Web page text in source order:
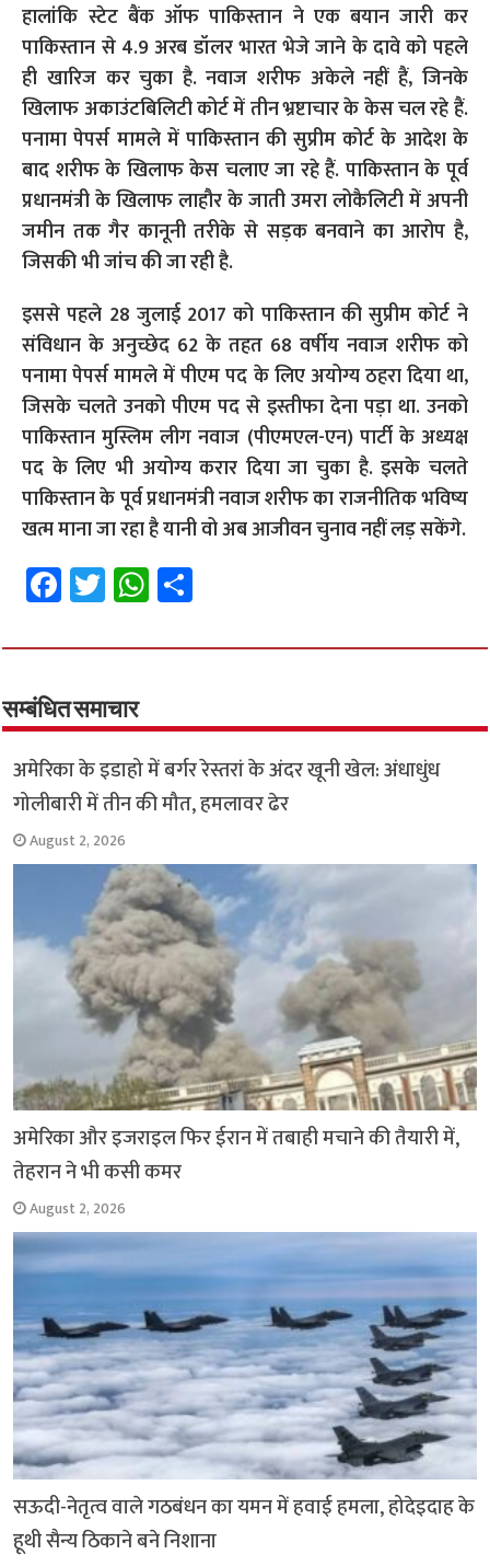
हालांकि स्टेट बैंक ऑफ पाकिस्तान ने एक बयान जारी कर
पाकिस्तान से 4.9 अरब डॉलर भारत भेजे जाने के दावे को पहले
ही खारिज कर चुका है. नवाज शरीफ अकेले नहीं हैं, जिनके
खिलाफ अकाउंटबिलिटी कोर्ट में तीन भ्रष्टाचार के केस चल रहे हैं.
पनामा पेपर्स मामले में पाकिस्तान की सुप्रीम कोर्ट के आदेश के
बाद शरीफ के खिलाफ केस चलाए जा रहे हैं. पाकिस्तान के पूर्व
प्रधानमंत्री के खिलाफ लाहौर के जाती उमरा लोकैलिटी में अपनी
जमीन तक गैर कानूनी तरीके से सड़क बनवाने का आरोप है,
जिसकी भी जांच की जा रही है.
इससे पहले 28 जुलाई 2017 को पाकिस्तान की सुप्रीम कोर्ट ने
संविधान के अनुच्छेद 62 के तहत 68 वर्षीय नवाज शरीफ को
पनामा पेपर्स मामले में पीएम पद के लिए अयोग्य ठहरा दिया था,
जिसके चलते उनको पीएम पद से इस्तीफा देना पड़ा था. उनको
पाकिस्तान मुस्लिम लीग नवाज (पीएमएल-एन) पार्टी के अध्यक्ष
पद के लिए भी अयोग्य करार दिया जा चुका है. इसके चलते
पाकिस्तान के पूर्व प्रधानमंत्री नवाज शरीफ का राजनीतिक भविष्य
खत्म माना जा रहा है यानी वो अब आजीवन चुनाव नहीं लड़ सकेंगे.
Fa
ce
b
o
o
k
T
wi
tt
er
W
h
at
p
p
ar
सम्बंधित समाचार
अमेरिका के इडाहो में बर्गर रेस्तरां के अंदर खूनी खेल: अंधाधुंध
गोलीबारी में तीन की मौत, हमलावर ढेर
August 2, 2026
अमेरिका और इजराइल फिर ईरान में तबाही मचाने की तैयारी में,
तेहरान ने भी कसी कमर
August 2, 2026
सऊदी-नेतृत्व वाले गठबंधन का यमन में हवाई हमला, होदेइदाह के
हूथी सैन्य ठिकाने बने निशाना